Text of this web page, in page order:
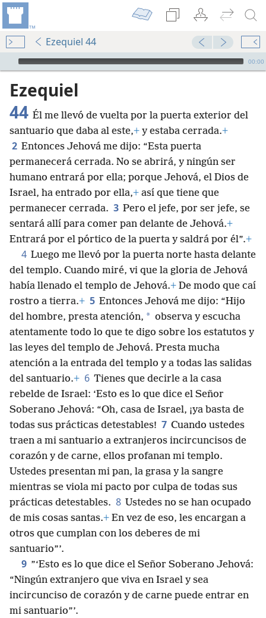
Ezequiel 44
Audio Player
00:00
Ezequiel
44 Él me llevó de vuelta por la puerta exterior del
santuario que daba al este,+ y estaba cerrada.+
2 Entonces Jehová me dijo: “Esta puerta
permanecerá cerrada. No se abrirá, y ningún ser
humano entrará por ella; porque Jehová, el Dios de
Israel, ha entrado por ella,+ así que tiene que
permanecer cerrada. 3 Pero el jefe, por ser jefe, se
sentará allí para comer pan delante de Jehová.+
Entrará por el pórtico de la puerta y saldrá por él”.+
4 Luego me llevó por la puerta norte hasta delante
del templo. Cuando miré, vi que la gloria de Jehová
había llenado el templo de Jehová.+ De modo que caí
rostro a tierra.+ 5 Entonces Jehová me dijo: “Hijo
del hombre, presta atención, * observa y escucha
atentamente todo lo que te digo sobre los estatutos y
las leyes del templo de Jehová. Presta mucha
atención a la entrada del templo y a todas las salidas
del santuario.+ 6 Tienes que decirle a la casa
rebelde de Israel: ‘Esto es lo que dice el Señor
Soberano Jehová: “Oh, casa de Israel, ¡ya basta de
todas sus prácticas detestables! 7 Cuando ustedes
traen a mi santuario a extranjeros incircuncisos de
corazón y de carne, ellos profanan mi templo.
Ustedes presentan mi pan, la grasa y la sangre
mientras se viola mi pacto por culpa de todas sus
prácticas detestables. 8 Ustedes no se han ocupado
de mis cosas santas.+ En vez de eso, les encargan a
otros que cumplan con los deberes de mi
santuario”’.
9 ”‘Esto es lo que dice el Señor Soberano Jehová:
“Ningún extranjero que viva en Israel y sea
incircunciso de corazón y de carne puede entrar en
mi santuario”’.